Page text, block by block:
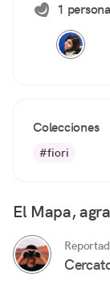
1 persona
Colecciones
#fiori
El Mapa,